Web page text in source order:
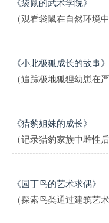
《袋鼠的武术学院》
（观看袋鼠在自然环境
《小北极狐成长的故事》
（追踪极地狐狸幼崽在
《猎豹姐妹的成长》
（记录猎豹家族中雌性
《园丁鸟的艺术求偶》
（探索鸟类通过建筑艺